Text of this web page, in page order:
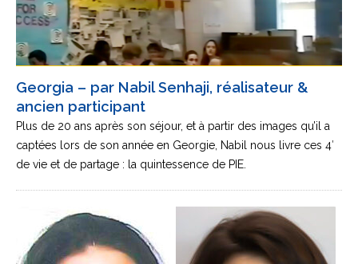
Georgia – par Nabil Senhaji, réalisateur &
ancien participant
Plus de 20 ans après son séjour, et à partir des images qu’il a
captées lors de son année en Georgie, Nabil nous livre ces 4′
de vie et de partage : la quintessence de PIE.